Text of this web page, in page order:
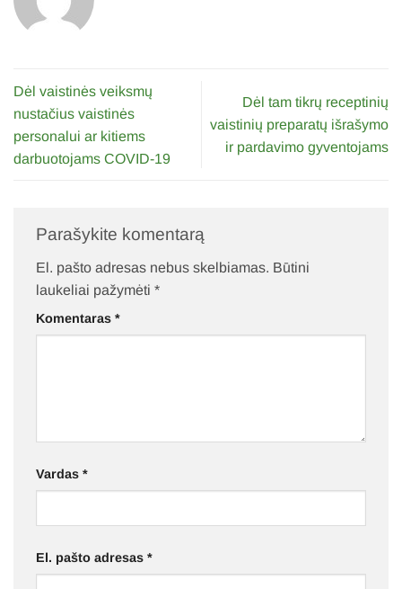
Dėl vaistinės veiksmų
nustačius vaistinės
personalui ar kitiems
darbuotojams COVID-19
Dėl tam tikrų receptinių
vaistinių preparatų išrašymo
ir pardavimo gyventojams
Parašykite komentarą
El. pašto adresas nebus skelbiamas. Būtini
laukeliai pažymėti *
Komentaras *
Vardas *
El. pašto adresas *